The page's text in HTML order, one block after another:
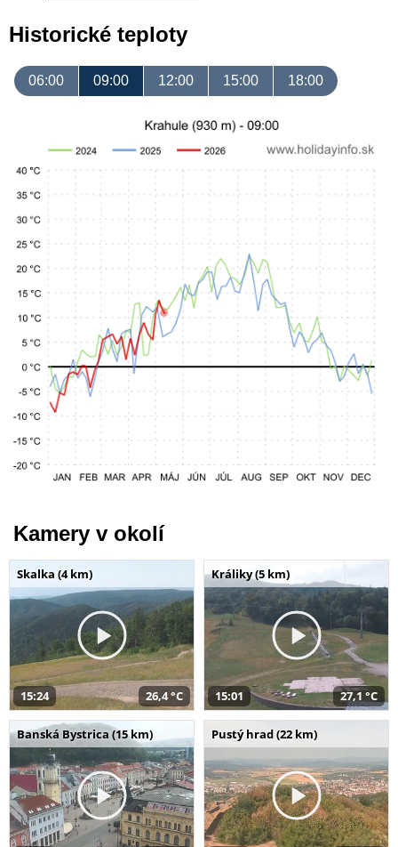
Historické teploty
06:00 09:00 12:00 15:00 18:00
Kamery v okolí
Skalka (4 km)
15:24 26,4 °C
Králiky (5 km)
15:01 27,1 °C
Banská Bystrica (15 km) Pustý hrad (22 km)